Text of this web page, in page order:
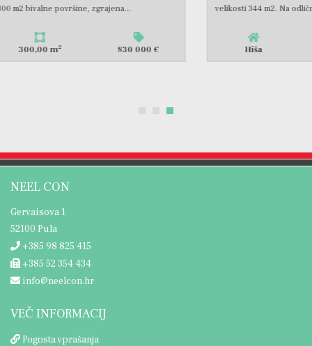
velikosti 344 m2. Na odlični lokaciji v neposredni...
Hiša 315,00 m 650 000 €
NEEL CON
Gervaisova 1
52100 Pula
+385 98 825 415
+385 52 354 434
info@neelcon.hr
VEČ INFORMACIJ
Pogosta vprašanja